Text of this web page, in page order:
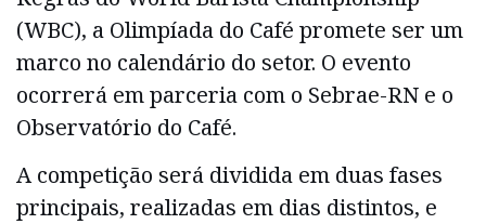
(WBC), a Olimpíada do Café promete ser um
marco no calendário do setor. O evento
ocorrerá em parceria com o Sebrae-RN e o
Observatório do Café.
A competição será dividida em duas fases
principais, realizadas em dias distintos, e